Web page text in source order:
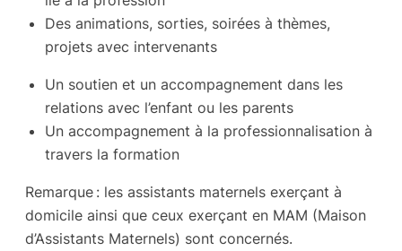
Des animations, sorties, soirées à thèmes,
projets avec intervenants
Un soutien et un accompagnement dans les
relations avec l’enfant ou les parents
Un accompagnement à la professionnalisation à
travers la formation
Remarque : les assistants maternels exerçant à
domicile ainsi que ceux exerçant en MAM (Maison
d’Assistants Maternels) sont concernés.